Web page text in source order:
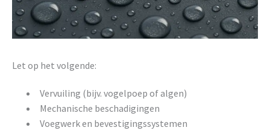
Let op het volgende:
Vervuiling (bijv. vogelpoep of algen)
Mechanische beschadigingen
Voegwerk en bevestigingssystemen